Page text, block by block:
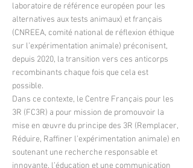
laboratoire de référence européen pour les
alternatives aux tests animaux) et français
(CNREEA, comité national de réflexion éthique
sur l’expérimentation animale) préconisent,
depuis 2020, la transition vers ces anticorps
recombinants chaque fois que cela est
possible.
Dans ce contexte, le Centre Français pour les
3R (FC3R) a pour mission de promouvoir la
mise en œuvre du principe des 3R (Remplacer,
Réduire, Raffiner l’expérimentation animale) en
soutenant une recherche responsable et
innovante, l’éducation et une communication